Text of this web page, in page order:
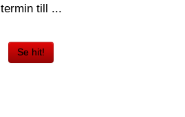
termin till ...
Se hit!